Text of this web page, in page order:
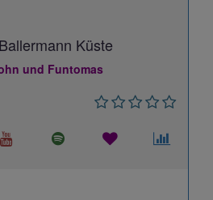
Küste
und Funtomas